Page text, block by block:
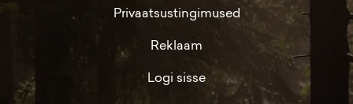
Privaatsustingimused
Reklaam
Logi sisse